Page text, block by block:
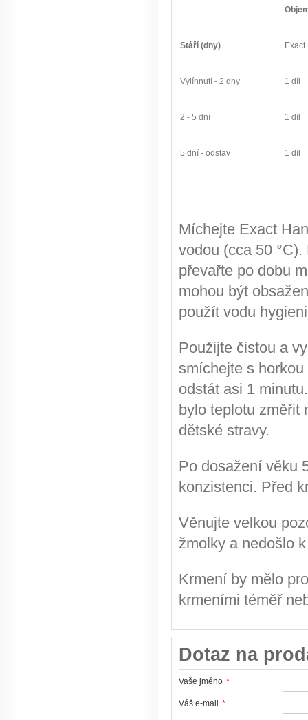
Stáří (dny)
Vylíhnutí - 2 dny 1 díl
2 - 5 dní 1 díl
5 dní - odstav 1 díl
Míchejte Exact
vodou (cca 50
převařte po dobu
mohou být
použít vodu
Použijte čistou a
smíchejte s
odstát asi 1
bylo teplotu změřit
dětské stravy.
Po dosažení věku
konzistenci. Před
Věnujte velkou
žmolky a nedošlo
Krmení by mělo
krmeními téměř
Dotaz na
Vaše jméno *
Váš e-mail *